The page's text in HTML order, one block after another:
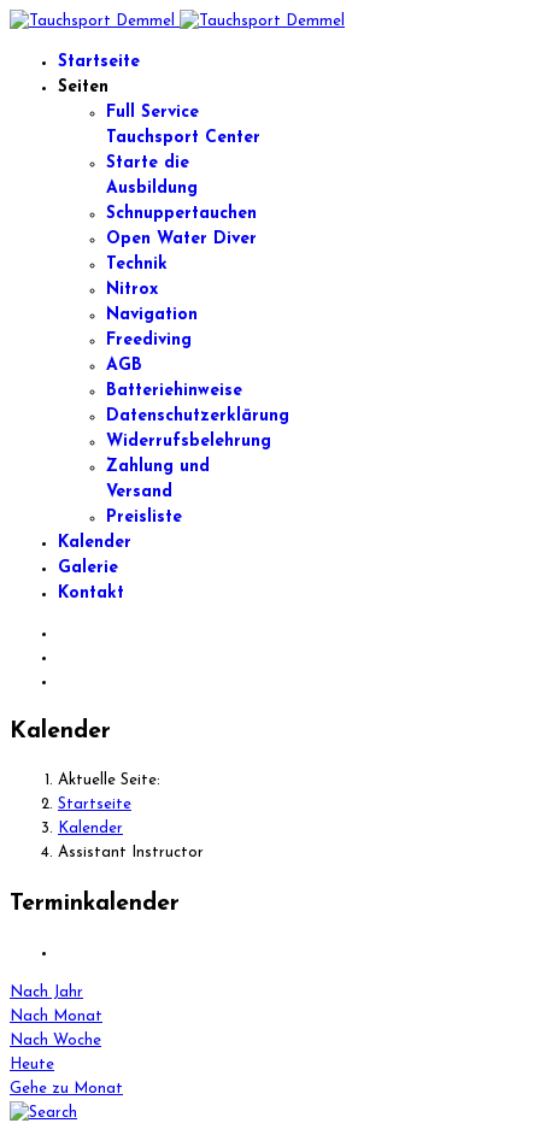
Startseite
Seiten
Full Service
Tauchsport Center
Starte die
Ausbildung
Schnuppertauchen
Open Water Diver
Technik
Nitrox
Navigation
Freediving
AGB
Batteriehinweise
Datenschutzerklärung
Widerrufsbelehrung
Zahlung und
Versand
Preisliste
Kalender
Galerie
Kontakt
Kalender
Aktuelle Seite:
Startseite
Kalender
Assistant Instructor
Terminkalender
Nach Jahr
Nach Monat
Nach Woche
Heute
Gehe zu Monat